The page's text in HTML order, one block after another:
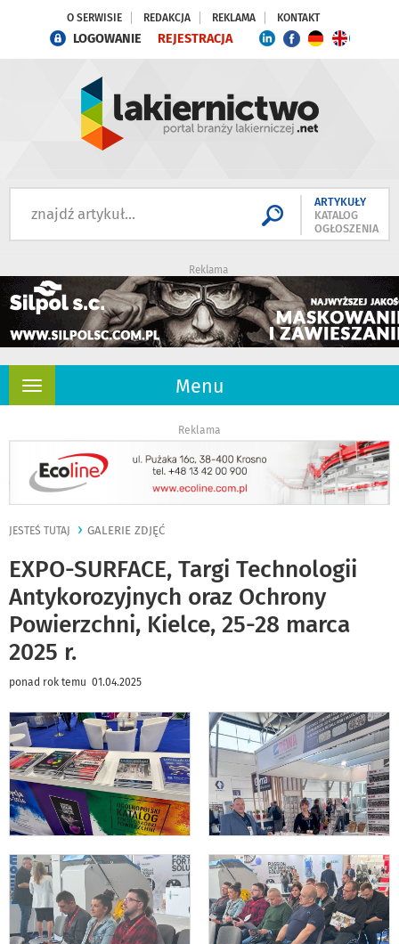
O SERWISIE REDAKCJA REKLAMA KONTAKT
LOGOWANIE REJESTRACJA
ARTYKUŁY
KATALOG
OGŁOSZENIA
Reklama
Menu
Rozwiń
Reklama
JESTEŚ TUTAJ GALERIE ZDJĘĆ
EXPO-SURFACE, Targi Technologii
Antykorozyjnych oraz Ochrony
Powierzchni, Kielce, 25-28 marca
2025 r.
ponad rok temu 01.04.2025